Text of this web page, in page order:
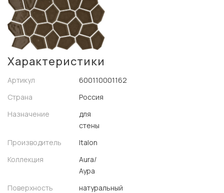
Характеристики
Артикул
600110001162
Страна
Россия
Назначение
для
стены
Производитель
Italon
Коллекция
Aura/
Аура
Поверхность
натуральный